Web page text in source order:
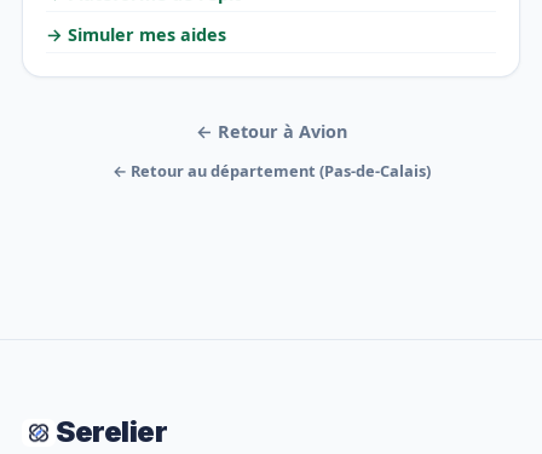
→ Simuler mes aides
← Retour à Avion
← Retour au département (Pas-de-Calais)
Serelier